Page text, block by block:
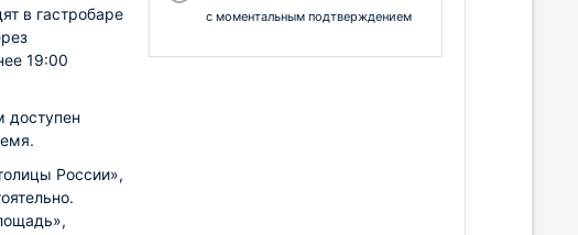
с моментальным подтверждением
в гастробаре
19:00
доступен
России»,